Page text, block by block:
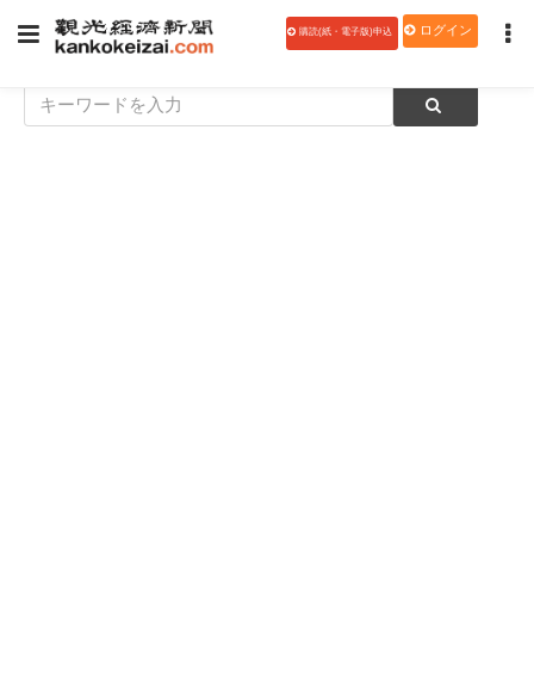
購読(紙・電子版)申込 ログイン